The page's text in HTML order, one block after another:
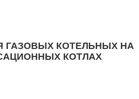
ГАЗОВЫХ КОТЕЛЬНЫХ НА
КОТЛАХ